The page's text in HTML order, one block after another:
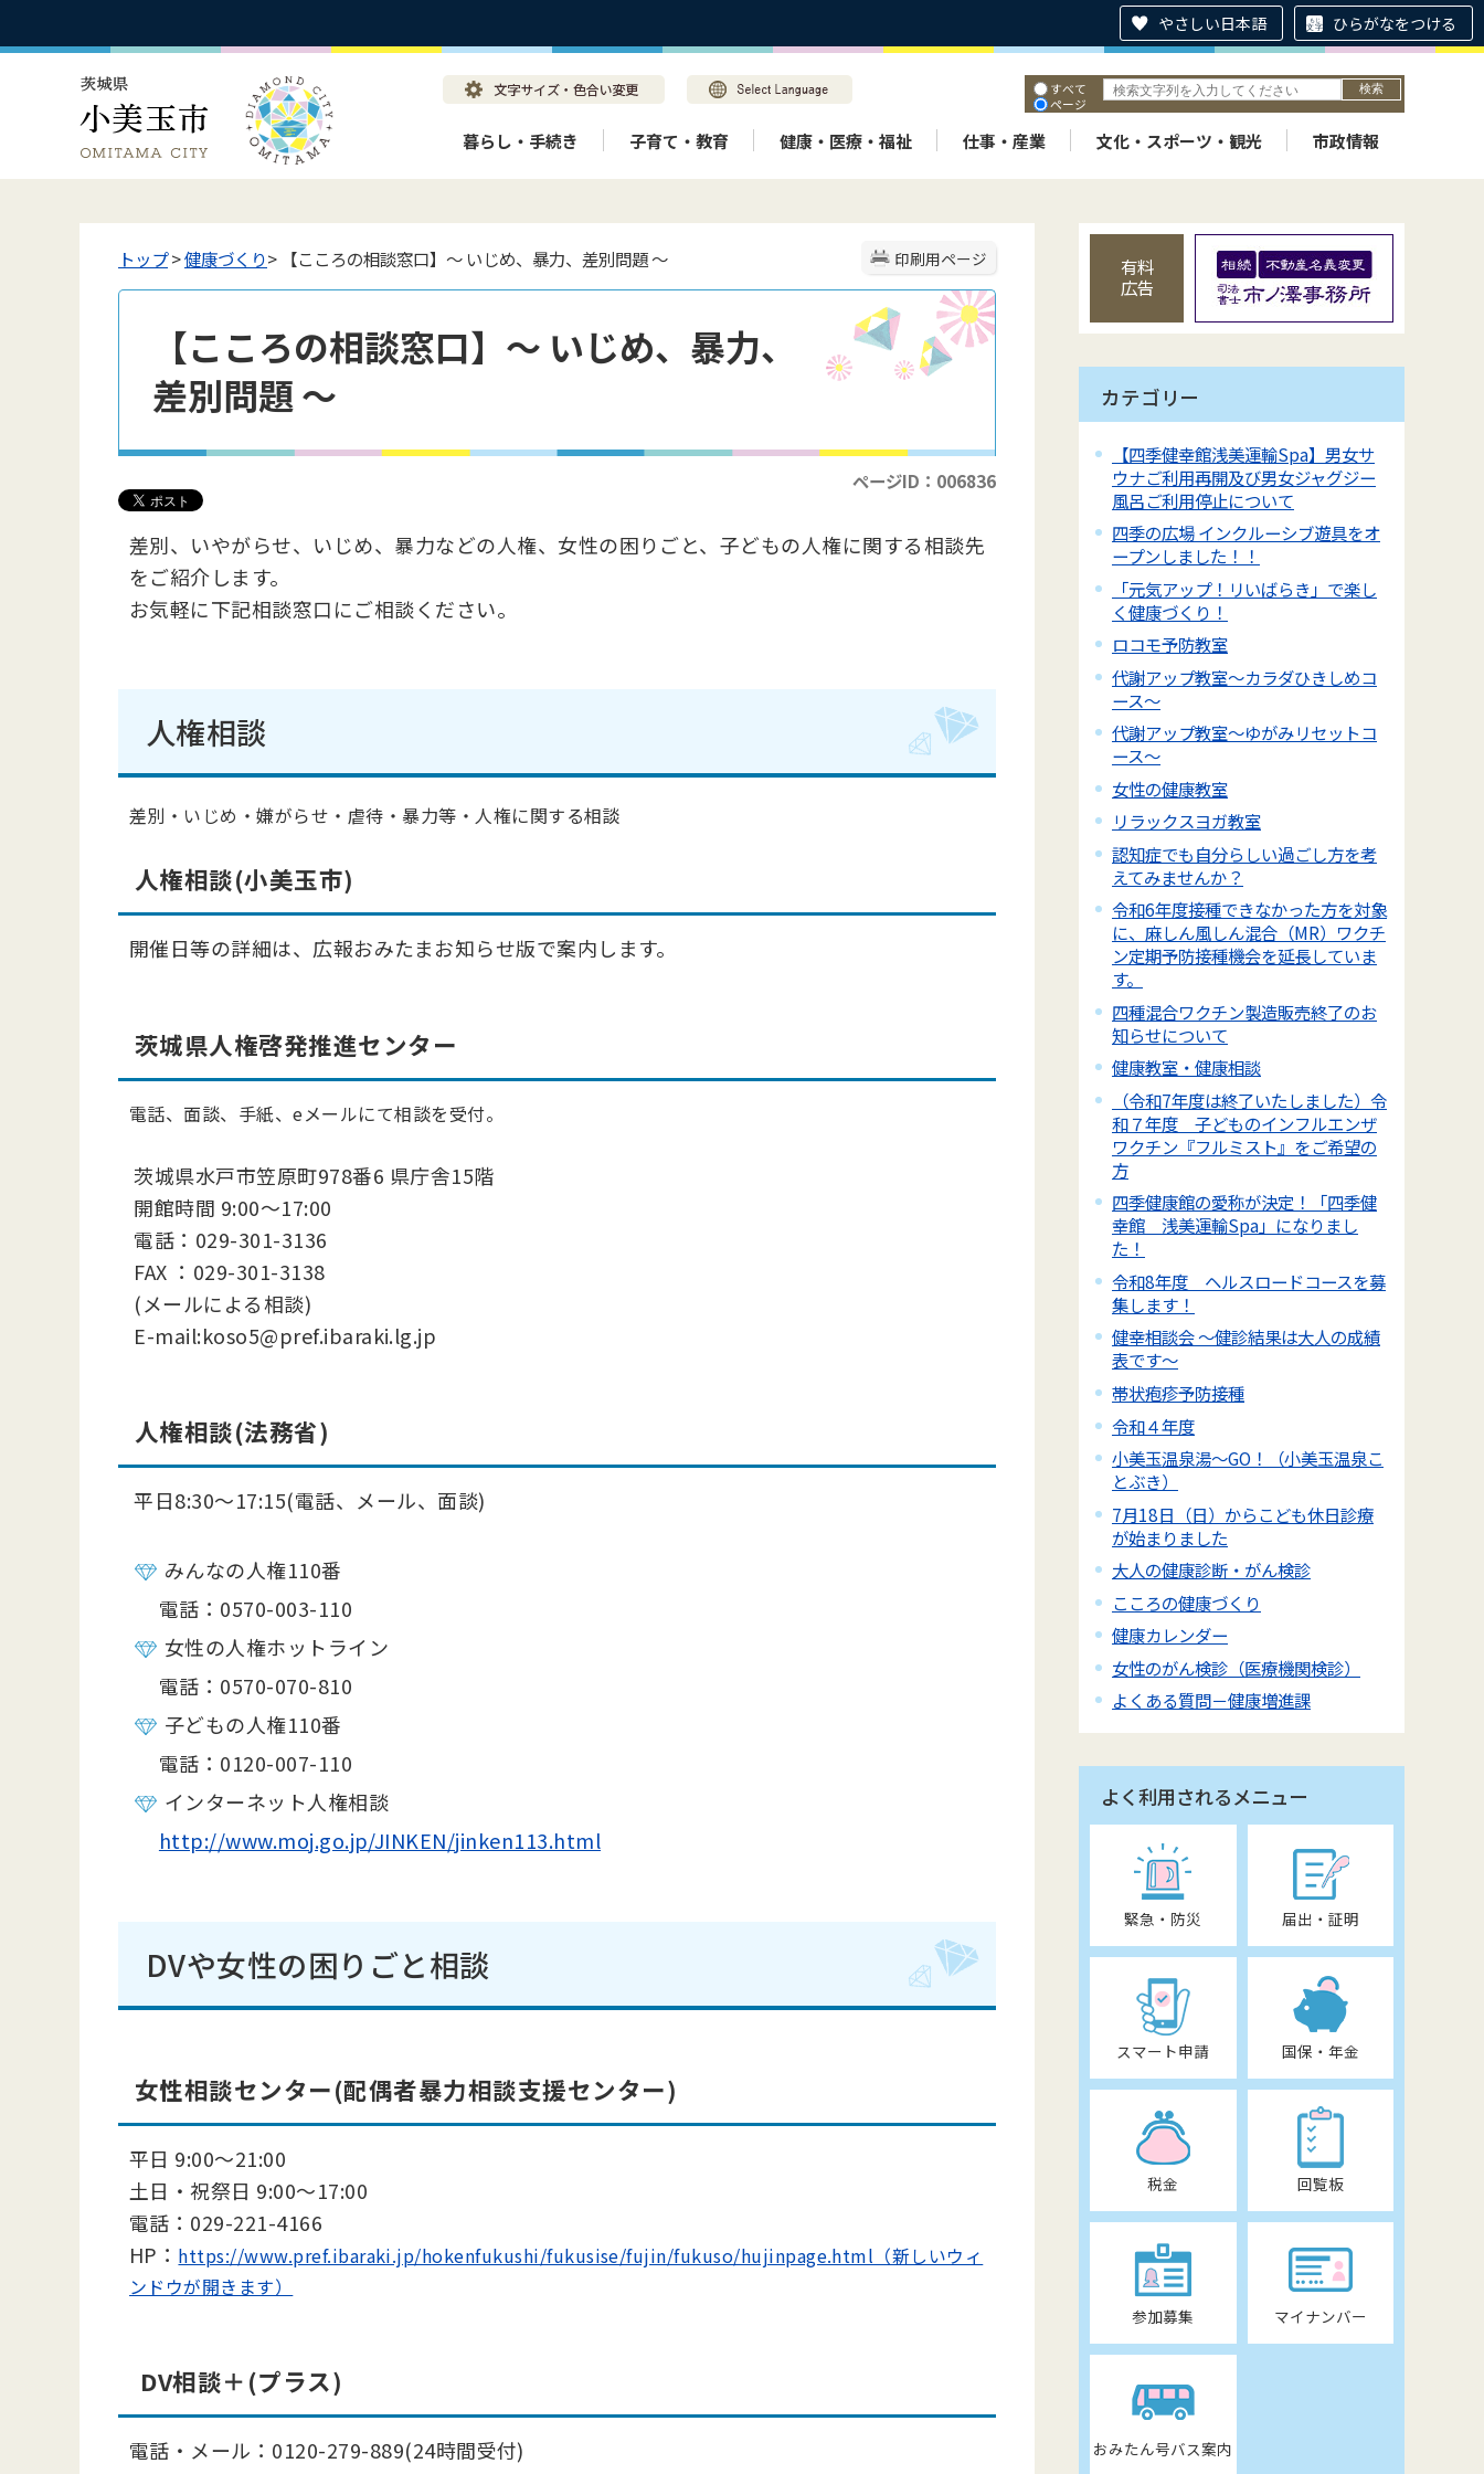
やさしい日本語 ひらがなをつける
すべて
ページ
暮らし・手続き 子育て・教育 健康・医療・福祉 仕事・産業 文化・スポーツ・観光 市政情報
印刷用ページ
トップ>健康づくり> 【こころの相談窓口】～ いじめ、暴力、差別問題 ～
【こころの相談窓口】～ いじめ、暴力、
差別問題 ～
ページID：006836
差別、いやがらせ、いじめ、暴力などの人権、女性の困りごと、子どもの人権に関する相談先
をご紹介します。
お気軽に下記相談窓口にご相談ください。
人権相談
差別・いじめ・嫌がらせ・虐待・暴力等・人権に関する相談
人権相談(小美玉市)
開催日等の詳細は、広報おみたまお知らせ版で案内します。
茨城県人権啓発推進センター
電話、面談、手紙、eメールにて相談を受付。
茨城県水戸市笠原町978番6 県庁舎15階
開館時間 9:00～17:00
電話：029-301-3136
FAX ：029-301-3138
(メールによる相談)
E-mail:koso5@pref.ibaraki.lg.jp
人権相談(法務省)
平日8:30～17:15(電話、メール、面談)
みんなの人権110番
電話：0570-003-110
女性の人権ホットライン
電話：0570-070-810
子どもの人権110番
電話：0120-007-110
インターネット人権相談
http://www.moj.go.jp/JINKEN/jinken113.html
DVや女性の困りごと相談
女性相談センター(配偶者暴力相談支援センター)
平日 9:00～21:00
土日・祝祭日 9:00～17:00
電話：029-221-4166
HP： https://www.pref.ibaraki.jp/hokenfukushi/fukusise/fujin/fukuso/hujinpage.html（新しいウィ
ンドウが開きます）
DV相談＋(プラス)
電話・メール：0120-279-889(24時間受付)
有料
広告
カテゴリー
【四季健幸館浅美運輸Spa】男女サ
ウナご利用再開及び男女ジャグジー
風呂ご利用停止について
四季の広場 インクルーシブ遊具をオ
ープンしました！！
「元気アップ！リいばらき」で楽し
く健康づくり！
ロコモ予防教室
代謝アップ教室～カラダひきしめコ
ース～
代謝アップ教室～ゆがみリセットコ
ース～
女性の健康教室
リラックスヨガ教室
認知症でも自分らしい過ごし方を考
えてみませんか？
令和6年度接種できなかった方を対象
に、麻しん風しん混合（MR）ワクチ
ン定期予防接種機会を延長していま
す。
四種混合ワクチン製造販売終了のお
知らせについて
健康教室・健康相談
（令和7年度は終了いたしました）令
和７年度 子どものインフルエンザ
ワクチン『フルミスト』をご希望の
方
四季健康館の愛称が決定！「四季健
幸館 浅美運輸Spa」になりまし
た！
令和8年度 ヘルスロードコースを募
集します！
健幸相談会 ～健診結果は大人の成績
表です～
帯状疱疹予防接種
令和４年度
小美玉温泉湯～GO！（小美玉温泉こ
とぶき）
7月18日（日）からこども休日診療
が始まりました
大人の健康診断・がん検診
こころの健康づくり
健康カレンダー
女性のがん検診（医療機関検診）
よくある質問－健康増進課
よく利用されるメニュー
緊急・防災 届出・証明
スマート申請 国保・年金
税金 回覧板
参加募集 マイナンバー
おみたん号バス案内